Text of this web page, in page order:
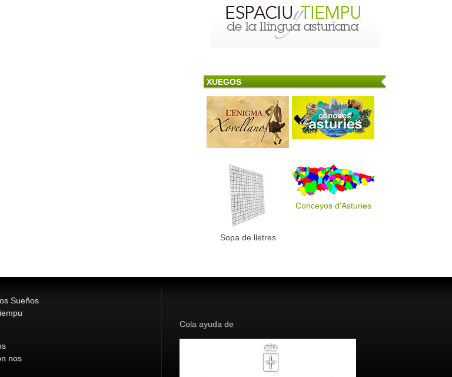
XUEGOS
Sopa de lletres
Conceyos d'Asturies
Sueños
nos
Cola ayuda de